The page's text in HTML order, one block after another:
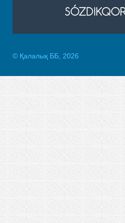
© Қалалық ББ, 2026